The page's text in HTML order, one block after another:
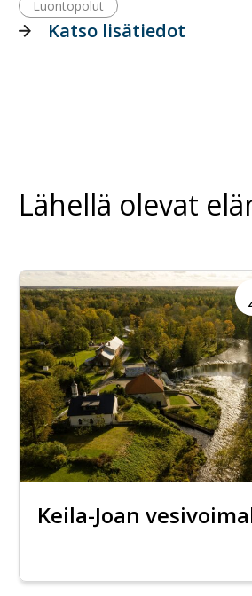
Luontopolut
Katso lisätiedot
Lähellä olevat
Keila-Joan